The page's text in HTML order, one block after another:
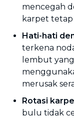
mencegah
karpet tetap
Hati-hati
terkena
lembut
merusak
Rotasi
bulu tidak